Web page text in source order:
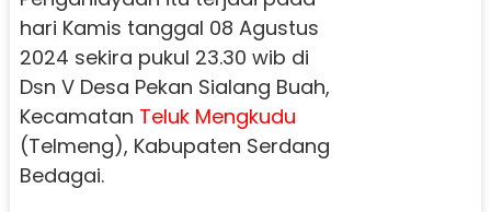
hari Kamis tanggal 08 Agustus
2024 sekira pukul 23.30 wib di
Dsn V Desa Pekan Sialang Buah,
Kecamatan Teluk Mengkudu
(Telmeng), Kabupaten Serdang
Bedagai.